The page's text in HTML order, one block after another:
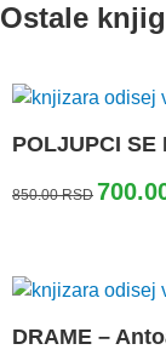
Ostale
POLJUPCI SE
850.00RSD
Originalna
cena
DRAME –